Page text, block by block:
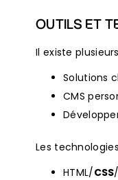
OUTILS ET
Il existe
Solutions
CMS
Les
HTML/CSS